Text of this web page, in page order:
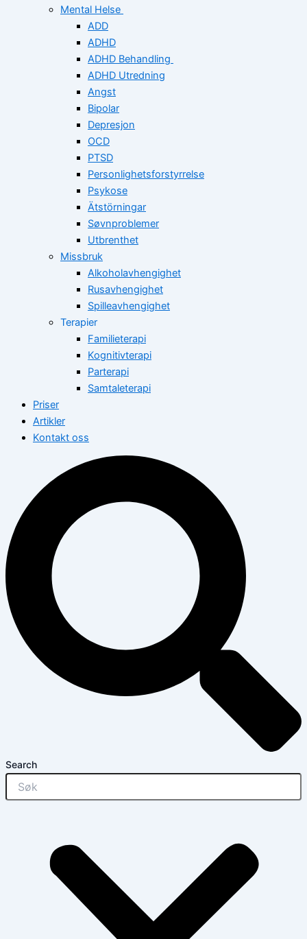
Mental Helse
ADD
ADHD
ADHD Behandling
ADHD Utredning
Angst
Bipolar
Depresjon
OCD
PTSD
Personlighetsforstyrrelse
Psykose
Ätstörningar
Søvnproblemer
Utbrenthet
Missbruk
Alkoholavhengighet
Rusavhengighet
Spilleavhengighet
Terapier
Familieterapi
Kognitivterapi
Parterapi
Samtaleterapi
Priser
Artikler
Kontakt oss
Search